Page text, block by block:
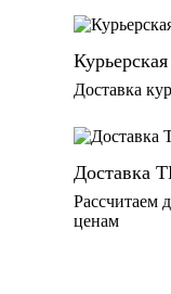
Доставка
Доставка
Рассчитаем
ценам